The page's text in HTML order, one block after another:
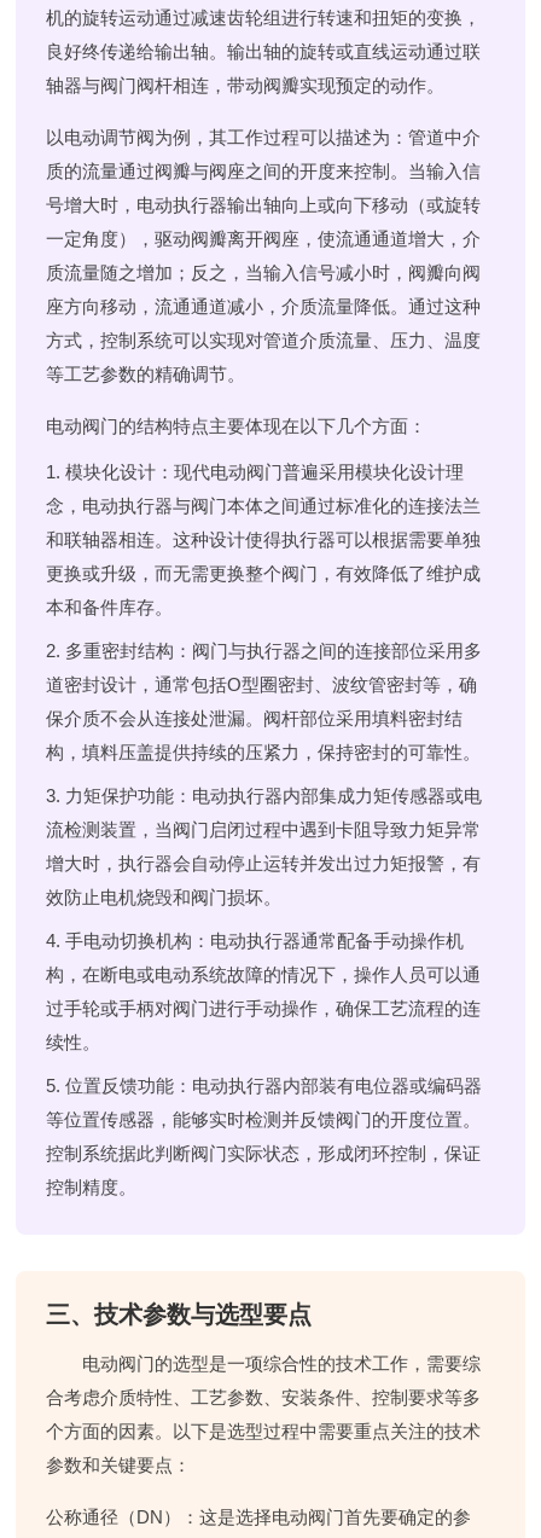
机的旋转运动通过减速齿轮组进行转速和扭矩的变换，
良好终传递给输出轴。输出轴的旋转或直线运动通过联
轴器与阀门阀杆相连，带动阀瓣实现预定的动作。
以电动调节阀为例，其工作过程可以描述为：管道中介
质的流量通过阀瓣与阀座之间的开度来控制。当输入信
号增大时，电动执行器输出轴向上或向下移动（或旋转
一定角度），驱动阀瓣离开阀座，使流通通道增大，介
质流量随之增加；反之，当输入信号减小时，阀瓣向阀
座方向移动，流通通道减小，介质流量降低。通过这种
方式，控制系统可以实现对管道介质流量、压力、温度
等工艺参数的精确调节。
电动阀门的结构特点主要体现在以下几个方面：
1. 模块化设计 ：现代电动阀门普遍采用模块化设计理
念，电动执行器与阀门本体之间通过标准化的连接法兰
和联轴器相连。这种设计使得执行器可以根据需要单独
更换或升级，而无需更换整个阀门，有效降低了维护成
本和备件库存。
2. 多重密封结构 ：阀门与执行器之间的连接部位采用多
道密封设计，通常包括O型圈密封、波纹管密封等，确
保介质不会从连接处泄漏。阀杆部位采用填料密封结
构，填料压盖提供持续的压紧力，保持密封的可靠性。
3. 力矩保护功能 ：电动执行器内部集成力矩传感器或电
流检测装置，当阀门启闭过程中遇到卡阻导致力矩异常
增大时，执行器会自动停止运转并发出过力矩报警，有
效防止电机烧毁和阀门损坏。
4. 手电动切换机构 ：电动执行器通常配备手动操作机
构，在断电或电动系统故障的情况下，操作人员可以通
过手轮或手柄对阀门进行手动操作，确保工艺流程的连
续性。
5. 位置反馈功能 ：电动执行器内部装有电位器或编码器
等位置传感器，能够实时检测并反馈阀门的开度位置。
控制系统据此判断阀门实际状态，形成闭环控制，保证
控制精度。
三、技术参数与选型要点
电动阀门的选型是一项综合性的技术工作，需要综
合考虑介质特性、工艺参数、安装条件、控制要求等多
个方面的因素。以下是选型过程中需要重点关注的技术
参数和关键要点：
公称通径（DN） ：这是选择电动阀门首先要确定的参